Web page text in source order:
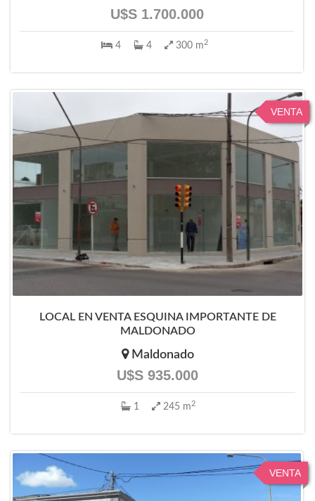
U$S 1.700.000
4 4 300 m 2
VENTA
LOCAL EN VENTA ESQUINA IMPORTANTE DE
MALDONADO
Maldonado
U$S 935.000
1 245 m 2
VENTA